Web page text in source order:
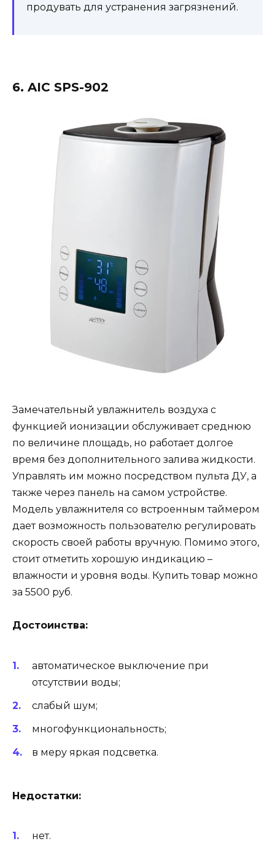
продувать для устранения загрязнений.
6. AIC SPS-902
Замечательный увлажнитель воздуха с
функцией ионизации обслуживает среднюю
по величине площадь, но работает долгое
время без дополнительного залива жидкости.
Управлять им можно посредством пульта ДУ, а
также через панель на самом устройстве.
Модель увлажнителя со встроенным таймером
дает возможность пользователю регулировать
скорость своей работы вручную. Помимо этого,
стоит отметить хорошую индикацию –
влажности и уровня воды. Купить товар можно
за 5500 руб.
Достоинства:
автоматическое выключение при
отсутствии воды;
слабый шум;
многофункциональность;
в меру яркая подсветка.
Недостатки:
нет.